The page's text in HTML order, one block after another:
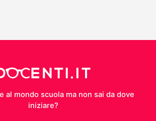
al mondo scuola ma non sai da dove
iniziare?